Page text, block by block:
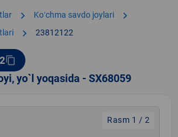
chevron_right Koʻchma savdo joylari chevron_right
chevron_right 23812122
content_copy
yo`l yoqasida - SX68059
Rasm 1 / 2